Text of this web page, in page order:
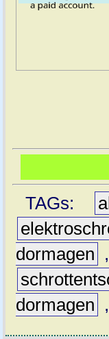
TAGs:
dormagen
,
dormagen
,